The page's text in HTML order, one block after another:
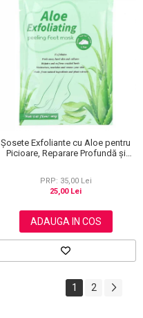
Șosete Exfoliante cu Aloe pentru
Picioare, Reparare Profundă și
PRP: 35,00 Lei
25,00 Lei
ADAUGA IN COS
1 2